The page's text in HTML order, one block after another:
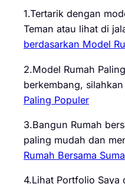
1.Tertarik dengan
Teman atau lihat di
berdasarkan Model
2.Model Rumah
berkembang,
Paling Populer
3.Bangun Rumah
paling mudah dan
Rumah Bersama
4.Lihat Portfolio Saya